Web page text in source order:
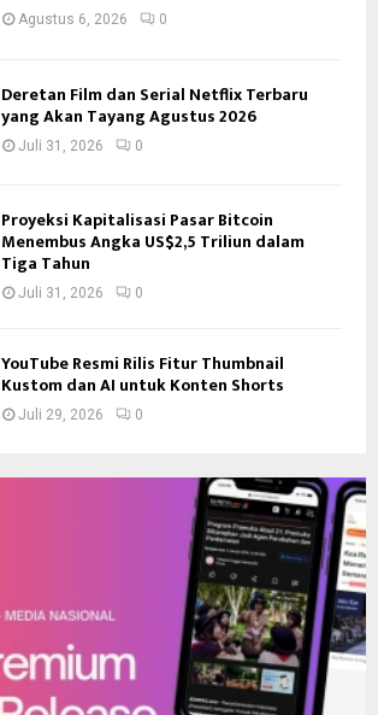
Agustus 6, 2026 0
Deretan Film dan Serial Netflix Terbaru
yang Akan Tayang Agustus 2026
Juli 31, 2026 0
Proyeksi Kapitalisasi Pasar Bitcoin
Menembus Angka US$2,5 Triliun dalam
Tiga Tahun
Juli 31, 2026 0
YouTube Resmi Rilis Fitur Thumbnail
Kustom dan AI untuk Konten Shorts
Juli 29, 2026 0